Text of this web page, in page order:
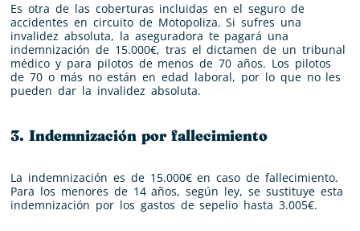
Es otra de las coberturas incluidas en el seguro de
accidentes en circuito de Motopoliza. Si sufres una
invalidez absoluta, la aseguradora te pagará una
indemnización de 15.000€, tras el dictamen de un tribunal
médico y para pilotos de menos de 70 años. Los pilotos
de 70 o más no están en edad laboral, por lo que no les
pueden dar la invalidez absoluta.
3. Indemnización por fallecimiento
La indemnización es de 15.000€ en caso de fallecimiento.
Para los menores de 14 años, según ley, se sustituye esta
indemnización por los gastos de sepelio hasta 3.005€.